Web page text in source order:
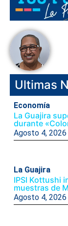
Ultimas
Economía
La Guajira
durante
Agosto 4, 2026
La Guajira
IPSI Kottushi
muestras de
Agosto 4, 2026